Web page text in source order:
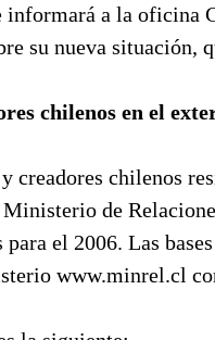
a la oficina
su nueva situación,
chilenos en el
creadores chilenos
de
el 2006. Las
www.minrel.cl